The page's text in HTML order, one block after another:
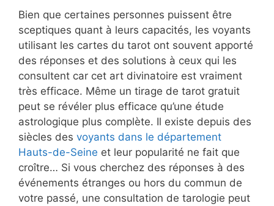
Bien que certaines personnes puissent être
sceptiques quant à leurs capacités, les voyants
utilisant les cartes du tarot ont souvent apporté
des réponses et des solutions à ceux qui les
consultent car cet art divinatoire est vraiment
très efficace. Même un tirage de tarot gratuit
peut se révéler plus efficace qu’une étude
astrologique plus complète. Il existe depuis des
siècles des voyants dans le département
Hauts-de-Seine et leur popularité ne fait que
croître… Si vous cherchez des réponses à des
événements étranges ou hors du commun de
votre passé, une consultation de tarologie peut